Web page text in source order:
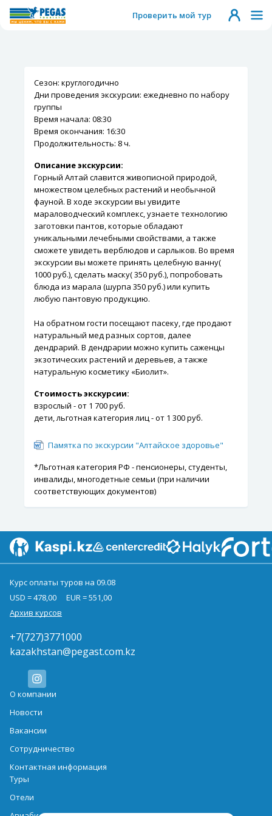
Проверить мой тур
Сезон: круглогодично
Дни проведения экскурсии: ежедневно по набору
группы
Время начала: 08:30
Время окончания: 16:30
Продолжительность: 8 ч.
Описание экскурсии:
Горный Алтай славится живописной природой,
множеством целебных растений и необычной
фауной. В ходе экскурсии вы увидите
мараловодческий комплекс, узнаете технологию
заготовки пантов, которые обладают
уникальными лечебными свойствами, а также
сможете увидеть верблюдов и сарлыков. Во время
экскурсии вы можете принять целебную ванну(
1000 руб.), сделать маску( 350 руб.), попробовать
блюда из марала (шурпа 350 руб.) или купить
любую пантовую продукцию.
На обратном гости посещают пасеку, где продают
натуральный мед разных сортов, далее
дендрарий. В дендрарии можно купить саженцы
экзотических растений и деревьев, а также
натуральную косметику «Биолит».
Стоимость экскурсии:
взрослый - от 1 700 руб.
дети, льготная категория лиц - от 1 300 руб.
Памятка по экскурсии "Алтайское здоровье"
*Льготная категория РФ - пенсионеры, студенты,
инвалиды, многодетные семьи (при наличии
соответствующих документов)
Курс оплаты туров на 09.08
USD = 478,00
EUR = 551,00
Архив курсов
+7(727)3771000
kazakhstan@pegast.com.kz
О компании
Новости
Вакансии
Сотрудничество
Контактная информация
Туры
Отели